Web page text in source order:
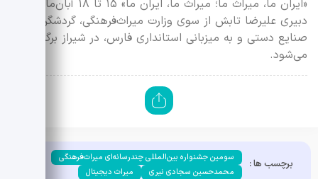
«ایران ما، میراث ما؛ میراث ما، ایران ما» ۱۵ تا ۱۸ آبان‌ماه، به
دبیری علیرضا تابش از سوی وزارت میراث‌فرهنگی، گردشگری و
صنایع دستی و به میزبانی استانداری فارس، در شیراز برگزار
می‌شود.
برچسب ها :
سومین جشنواره بین‌المللی چندرسانه‌ای میراث‌فرهنگی
محمدحسین سجادی نیری
میراث دیجیتال